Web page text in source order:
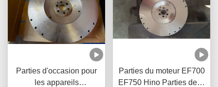
Parties d'occasion pour
les appareils
Parties du moteur EF700
EF750 Hino Parties de la